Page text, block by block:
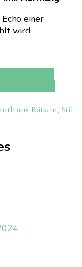
einer
wird.
aus Rätseln, Stil